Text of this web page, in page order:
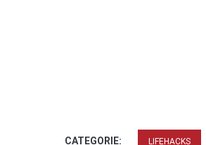
CATEGORIE: LIFEHACKS